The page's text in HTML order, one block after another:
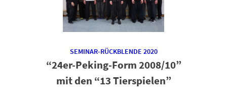
SEMINAR-RÜCKBLENDE 2020
“24er-Peking-Form 2008/10”
mit den “13 Tierspielen”